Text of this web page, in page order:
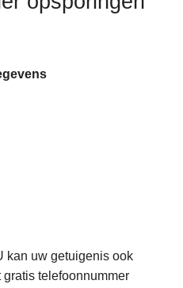
kan uw getuigenis ook
telefoonnummer